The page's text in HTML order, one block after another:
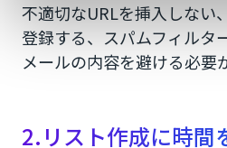
不適切なURLを挿入しない
登録する、スパムフィルタ
メールの内容を避ける必要
2.リスト作成に時間